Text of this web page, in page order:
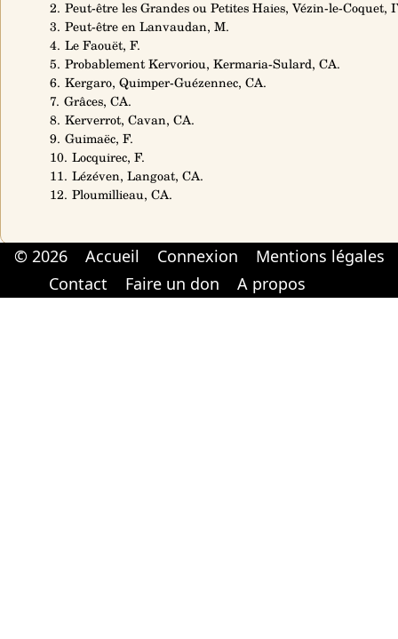
2. Peut-être les Grandes ou Petites Haies, Vézin-le-Coquet,
3. Peut-être en Lanvaudan, M.
4. Le Faouët, F.
5. Probablement Kervoriou, Kermaria-Sulard, CA.
6. Kergaro, Quimper-Guézennec, CA.
7. Grâces, CA.
8. Kerverrot, Cavan, CA.
9. Guimaëc, F.
10. Locquirec, F.
11. Lézéven, Langoat, CA.
12. Ploumillieau, CA.
© 2026 Accueil Connexion
Mentions légales
Contact
Faire un don A propos